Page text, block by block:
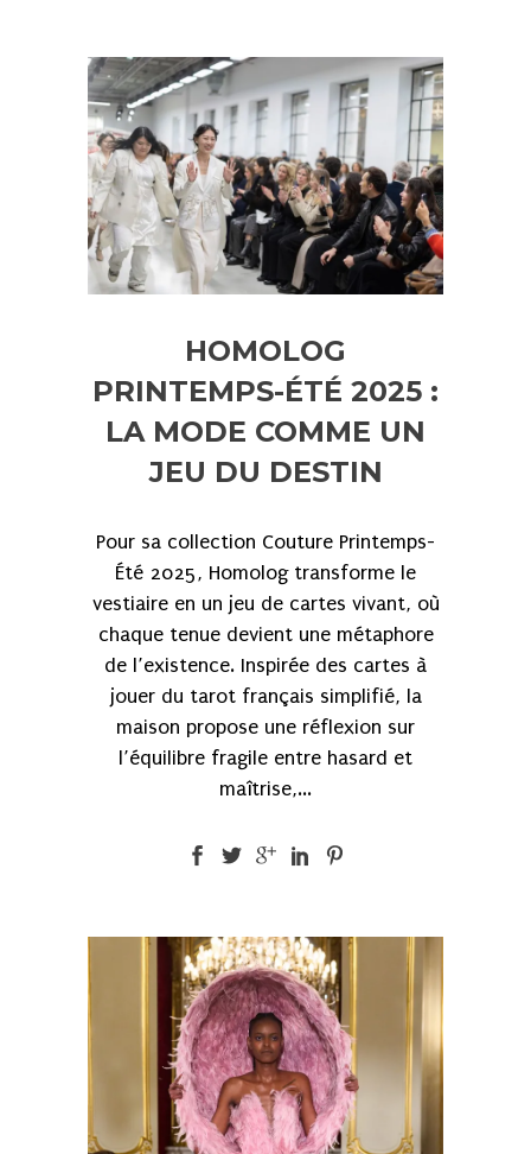
HOMOLOG
PRINTEMPS-ÉTÉ 2025 :
LA MODE COMME UN
JEU DU DESTIN
Pour sa collection Couture Printemps-
Été 2025, Homolog transforme le
vestiaire en un jeu de cartes vivant, où
chaque tenue devient une métaphore
de l’existence. Inspirée des cartes à
jouer du tarot français simplifié, la
maison propose une réflexion sur
l’équilibre fragile entre hasard et
maîtrise,...